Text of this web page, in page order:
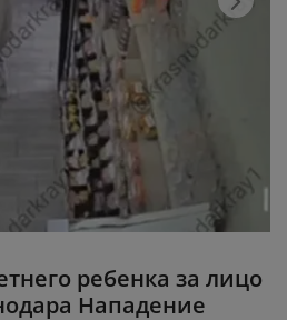
ребенка за лицо
Нападение